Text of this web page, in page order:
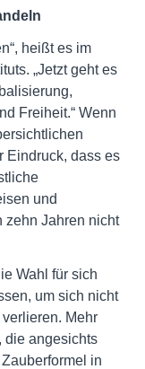
heißt es im
„Jetzt geht es
Freiheit.“ Wenn
Eindruck, dass es
und
zehn Jahren nicht
Wahl für sich
um sich nicht
verlieren. Mehr
die angesichts
in